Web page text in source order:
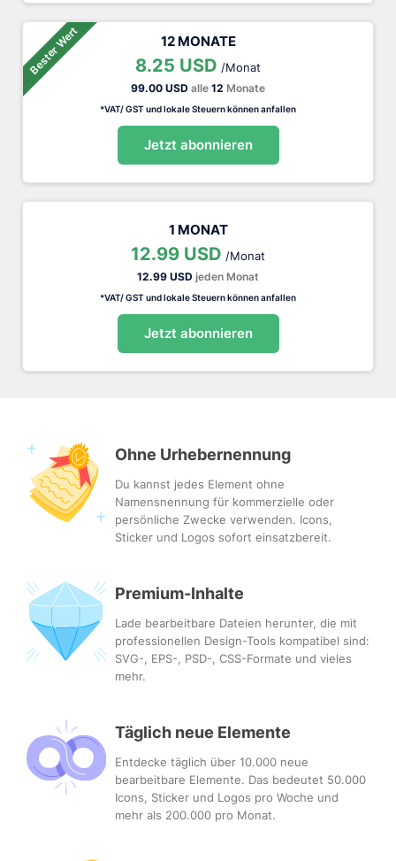
Bester Wert 12 MONATE
8.25 USD /Monat
99.00 USD alle 12 Monate
*VAT/ GST und lokale Steuern können anfallen
Jetzt abonnieren
1 MONAT
12.99 USD /Monat
12.99 USD jeden Monat
*VAT/ GST und lokale Steuern können anfallen
Jetzt abonnieren
Ohne Urhebernennung
Du kannst jedes Element ohne
Namensnennung für kommerzielle oder
persönliche Zwecke verwenden. Icons,
Sticker und Logos sofort einsatzbereit.
Premium-Inhalte
Lade bearbeitbare Dateien herunter, die mit
professionellen Design-Tools kompatibel sind:
SVG-, EPS-, PSD-, CSS-Formate und vieles
mehr.
Täglich neue Elemente
Entdecke täglich über 10.000 neue
bearbeitbare Elemente. Das bedeutet 50.000
Icons, Sticker und Logos pro Woche und
mehr als 200.000 pro Monat.